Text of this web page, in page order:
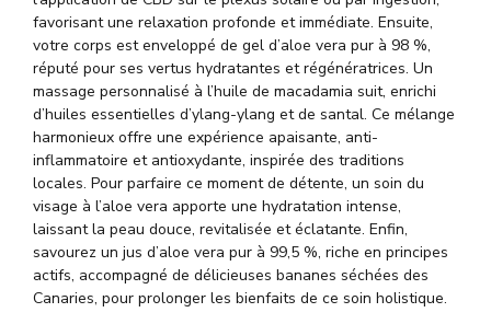
favorisant une relaxation profonde et immédiate. Ensuite,
votre corps est enveloppé de gel d’aloe vera pur à 98 %,
réputé pour ses vertus hydratantes et régénératrices. Un
massage personnalisé à l’huile de macadamia suit, enrichi
d’huiles essentielles d’ylang-ylang et de santal. Ce mélange
harmonieux offre une expérience apaisante, anti-
inflammatoire et antioxydante, inspirée des traditions
locales. Pour parfaire ce moment de détente, un soin du
visage à l’aloe vera apporte une hydratation intense,
laissant la peau douce, revitalisée et éclatante. Enfin,
savourez un jus d’aloe vera pur à 99,5 %, riche en principes
actifs, accompagné de délicieuses bananes séchées des
Canaries, pour prolonger les bienfaits de ce soin holistique.